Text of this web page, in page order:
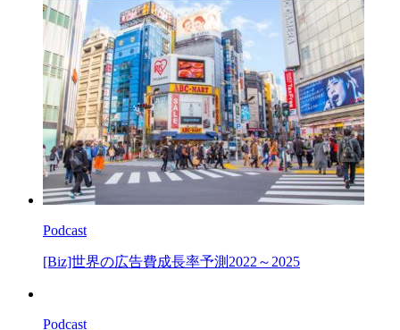
Podcast
[Biz]世界の広告費成長率予測2022～2025
Podcast